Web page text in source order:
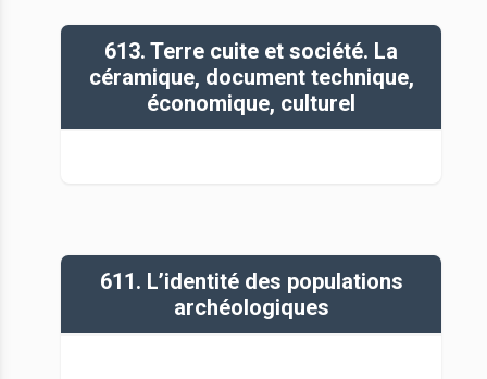
613. Terre cuite et société. La
céramique, document technique,
économique, culturel
611. L’identité des populations
archéologiques